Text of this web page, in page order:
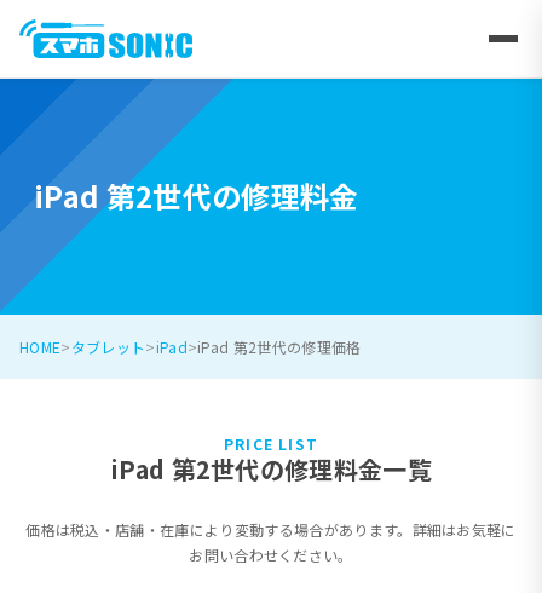
iPad 第2世代の修理料金
HOME タブレット iPad iPad 第2世代の修理価格
PRICE LIST
iPad 第2世代の修理料金一覧
価格は税込・店舗・在庫により変動する場合があります。詳細はお気軽に
お問い合わせください。